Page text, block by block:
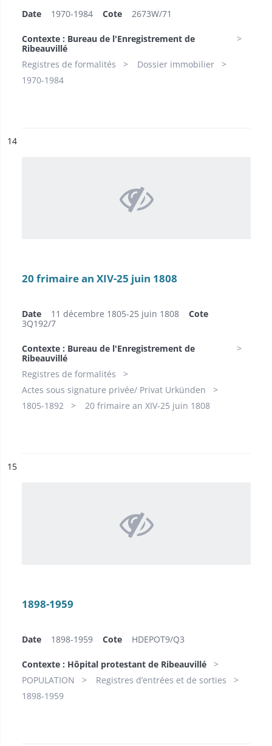
Date 1970-1984 Cote 2673W/71
Contexte : Bureau de l'Enregistrement de
Ribeauvillé
Registres de formalités
Dossier immobilier
1970-1984
n°
14
20 frimaire an XIV-25 juin 1808
Date 11 décembre 1805-25 juin 1808
Cote
3Q192/7
Contexte : Bureau de l'Enregistrement de
Ribeauvillé
Registres de formalités
Actes sous signature privée/ Privat Urkünden
1805-1892
20 frimaire an XIV-25 juin 1808
n°
15
1898-1959
Date 1898-1959 Cote HDEPOT9/​Q3
Contexte : Hôpital protestant de Ribeauvillé
POPULATION
Registres d’entrées et de sorties
1898-1959